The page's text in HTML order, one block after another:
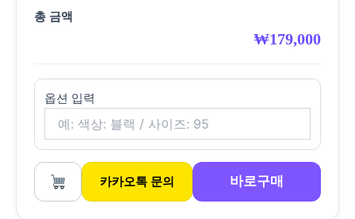
총 금액
₩179,000
옵션 입력
카카오톡 문의 바로구매